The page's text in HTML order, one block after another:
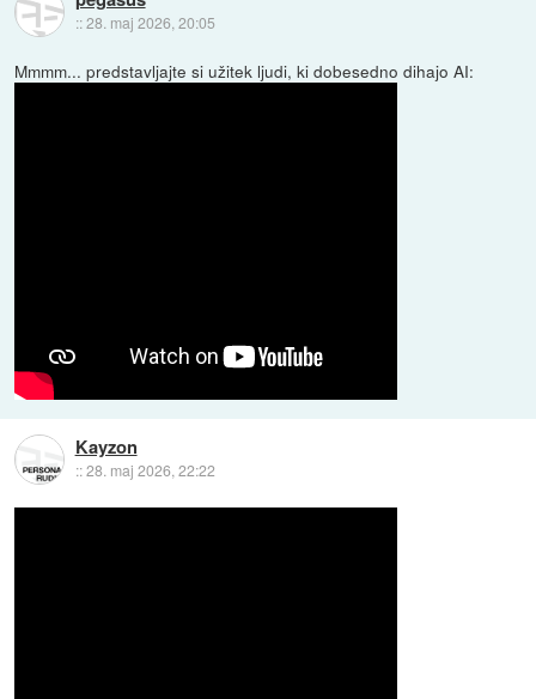
::28. maj 2026, 20:05
Mmmm... predstavljajte si užitek ljudi, ki dobesedno dihajo AI:
Kayzon
::28. maj 2026, 22:22